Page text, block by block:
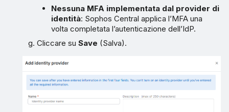
Nessuna MFA implementata dal provider di
identità: Sophos Central applica l’MFA una
volta completata l’autenticazione dell’IdP.
Cliccare suSave (Salva).